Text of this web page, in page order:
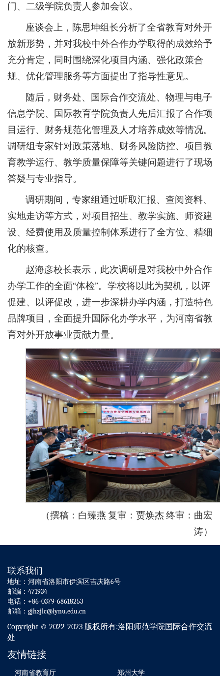
门、二级学院负责人参加会议。
座谈会上，陈思坤组长分析了全省教育对外开
放新形势，并对我校中外合作办学取得的成效给予
充分肯定，同时围绕深化项目内涵、强化政策合
规、优化管理服务等方面提出了指导性意见。
随后，财务处、国际合作交流处、物理与电子
信息学院、国际教育学院负责人先后汇报了合作项
目运行、财务规范化管理及人才培养成效等情况。
调研组专家针对政策落地、财务风险防控、项目教
育教学运行、教学质量保障等关键问题进行了现场
答疑与专业指导。
调研期间，专家组通过听取汇报、查阅资料、
实地走访等方式，对项目招生、教学实施、师资建
设、经费使用及质量控制体系进行了全方位、精细
化的核查。
赵海彦校长表示，此次调研是对我校中外合作
办学工作的全面“体检”。学校将以此为契机，以评
促建、以评促改，进一步深耕办学内涵，打造特色
品牌项目，全面提升国际化办学水平，为河南省教
育对外开放事业贡献力量。
（撰稿：白臻燕 复审：贾焕杰 终审：曲宏
涛）
联系我们
地址：河南省洛阳市伊滨区吉庆路6号
邮编：471934
电话：+86-0379-68618253
邮箱：gjhzjlc@lynu.edu.cn
Copyright © 2022-2023 版权所有:洛阳师范学院国际合作交流
处
友情链接
河南省教育厅 郑州大学